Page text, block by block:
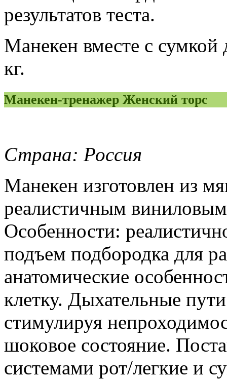
результатов теста.
Манекен вместе с сумкой
кг.
Манекен-тренажер Женский торс
Страна: Россия
Манекен изготовлен из
реалистичным
Особенности:
подъем подбородка для
анатомические
клетку. Дыхательные
стимулируя
шоковое состояние.
системами рот/легкие и